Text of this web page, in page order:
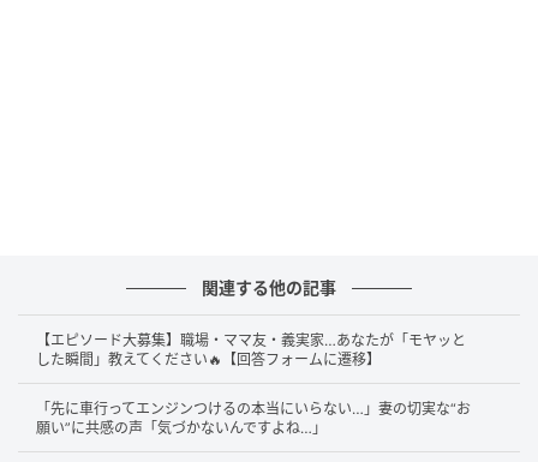
関連する他の記事
【エピソード大募集】職場・ママ友・義実家…あなたが「モヤッと
した瞬間」教えてください🔥【回答フォームに遷移】
「先に車行ってエンジンつけるの本当にいらない…」妻の切実な“お
願い”に共感の声「気づかないんですよね…」